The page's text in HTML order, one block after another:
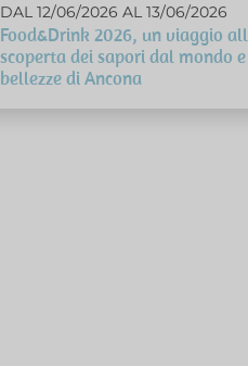
DAL 12/06/2026 AL 13/06/2026
Food&Drink 2026, un viaggio
scoperta dei sapori dal mondo
bellezze di Ancona